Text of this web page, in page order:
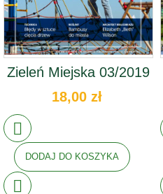
Zieleń Miejska 03/2019
18,00 zł
DODAJ DO KOSZYKA